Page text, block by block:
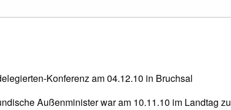
Konferenz am 04.12.10 in Bruchsal
Außenminister war am 10.11.10 im Landtag zu